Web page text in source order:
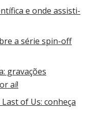
e onde assisti-
a série spin-off
gravações
aí!
of Us: conheça